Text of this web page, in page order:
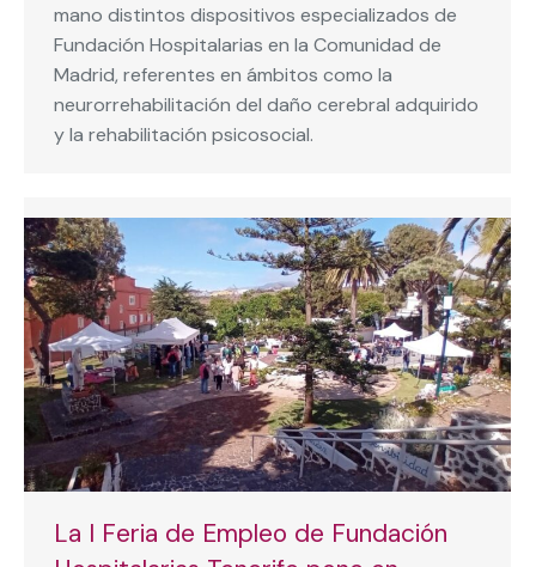
mano distintos dispositivos especializados de
Fundación Hospitalarias en la Comunidad de
Madrid, referentes en ámbitos como la
neurorrehabilitación del daño cerebral adquirido
y la rehabilitación psicosocial.
La I Feria de Empleo de Fundación